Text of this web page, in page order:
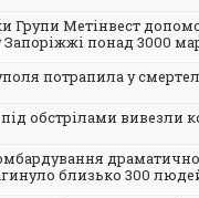
Групи Метінвест
Запоріжжі понад 3000
потрапила у
обстрілами вивезли
близько 300